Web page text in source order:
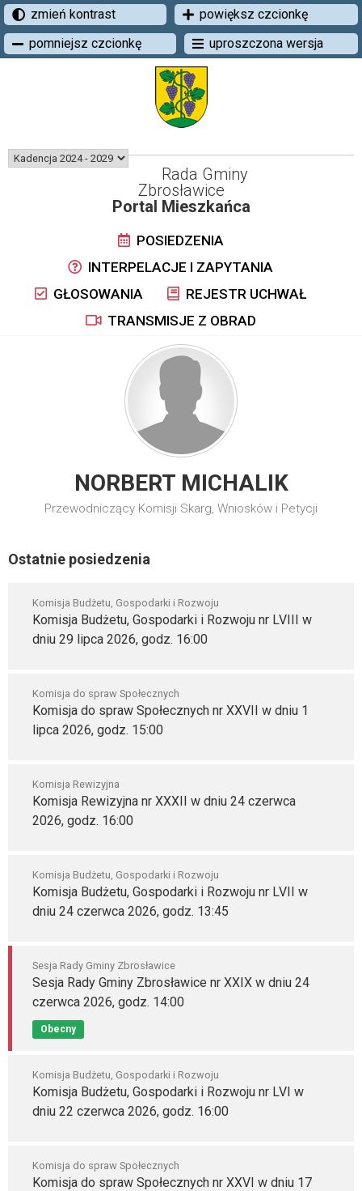
zmień kontrast
powiększ czcionkę
pomniejsz czcionkę
uproszczona wersja
Rada Gminy
Zbrosławice
Portal Mieszkańca
POSIEDZENIA
INTERPELACJE I ZAPYTANIA
GŁOSOWANIA
REJESTR UCHWAŁ
TRANSMISJE Z OBRAD
NORBERT MICHALIK
Przewodniczący Komisji Skarg, Wniosków i Petycji
Ostatnie posiedzenia
Komisja Budżetu, Gospodarki i Rozwoju
Komisja Budżetu, Gospodarki i Rozwoju nr LVIII w
dniu 29 lipca 2026, godz. 16:00
Komisja do spraw Społecznych
Komisja do spraw Społecznych nr XXVII w dniu 1
lipca 2026, godz. 15:00
Komisja Rewizyjna
Komisja Rewizyjna nr XXXII w dniu 24 czerwca
2026, godz. 16:00
Komisja Budżetu, Gospodarki i Rozwoju
Komisja Budżetu, Gospodarki i Rozwoju nr LVII w
dniu 24 czerwca 2026, godz. 13:45
Sesja Rady Gminy Zbrosławice
Sesja Rady Gminy Zbrosławice nr XXIX w dniu 24
czerwca 2026, godz. 14:00
Obecny
Komisja Budżetu, Gospodarki i Rozwoju
Komisja Budżetu, Gospodarki i Rozwoju nr LVI w
dniu 22 czerwca 2026, godz. 16:00
Komisja do spraw Społecznych
Komisja do spraw Społecznych nr XXVI w dniu 17